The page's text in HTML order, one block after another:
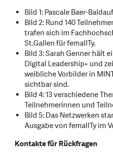
Bild 1: Pascale Baer-
Bild 2: Rund 140
trafen sich im
St.Gallen für femalITy.
Bild 3: Sarah Genner hält
Digital Leadership» und
weibliche Vorbilder in
sichtbar sind.
Bild 4: 13 verschiedene
Teilnehmerinnen und
Bild 5: Das Netzwerken
Ausgabe von femalITy im
Kontakte für Rückfragen